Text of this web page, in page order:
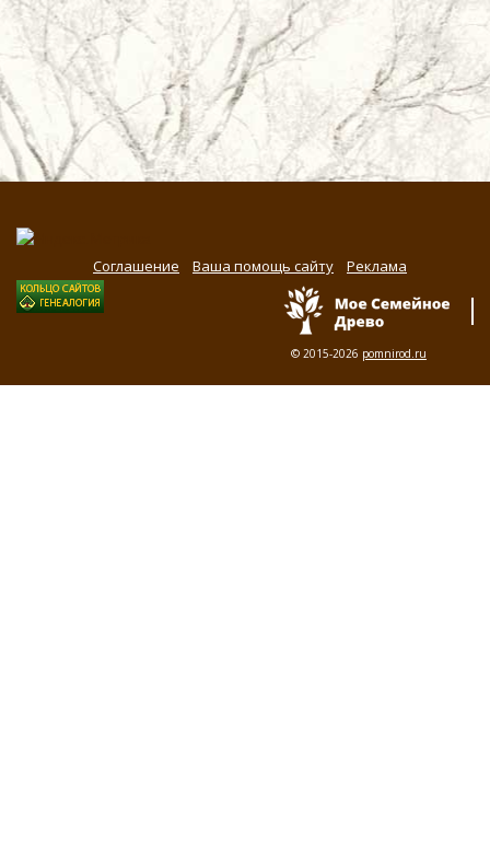
Соглашение Ваша помощь сайту Реклама
© 2015-2026 pomnirod.ru